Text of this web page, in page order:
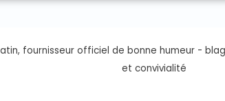
fournisseur officiel de bonne humeur -
et convivialité